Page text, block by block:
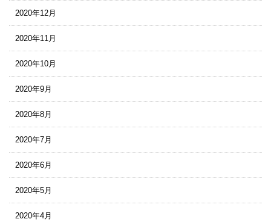
2020年12月
2020年11月
2020年10月
2020年9月
2020年8月
2020年7月
2020年6月
2020年5月
2020年4月